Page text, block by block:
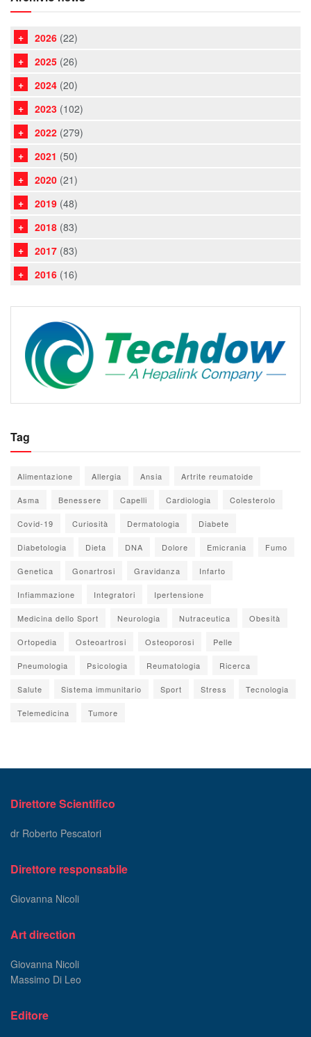
2026 (22)
2025 (26)
2024 (20)
2023 (102)
2022 (279)
2021 (50)
2020 (21)
2019 (48)
2018 (83)
2017 (83)
2016 (16)
Tag
Alimentazione Allergia Ansia Artrite reumatoide
Asma Benessere Capelli Cardiologia Colesterolo
Covid-19 Curiosità Dermatologia Diabete
Diabetologia Dieta DNA Dolore Emicrania Fumo
Genetica Gonartrosi Gravidanza Infarto
Infiammazione Integratori Ipertensione
Medicina dello Sport Neurologia Nutraceutica Obesità
Ortopedia Osteoartrosi Osteoporosi Pelle
Pneumologia Psicologia Reumatologia Ricerca
Salute Sistema immunitario Sport Stress Tecnologia
Telemedicina Tumore
Direttore Scientifico
dr Roberto Pescatori
Direttore responsabile
Giovanna Nicoli
Art direction
Giovanna Nicoli
Massimo Di Leo
Editore